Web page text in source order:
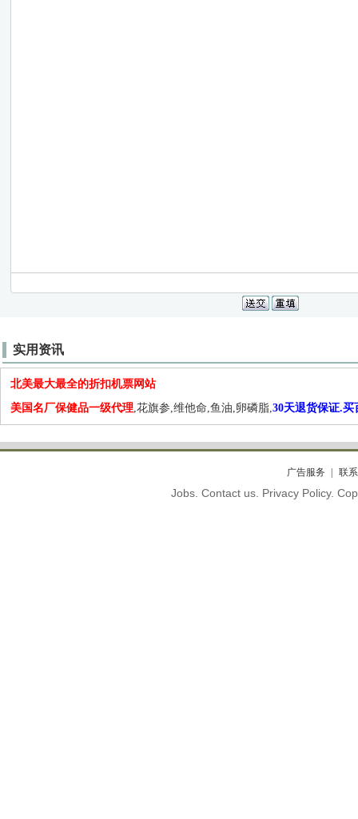
实用资讯
北美最大最全的折扣机票网站
美国名厂保健品一级代理,花旗参,维他命,鱼油,卵磷脂,30天退货保证.买
广告服务 联
Jobs. Contact us. Privacy Policy.